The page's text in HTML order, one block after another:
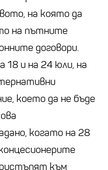
на която да
на пътните
договори.
18 и на 24 юли, на
което да не бъде
когато на 28
към